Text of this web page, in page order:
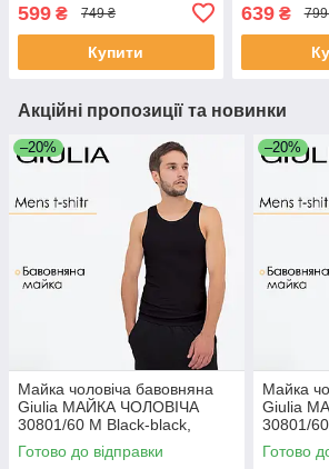
майка
599 ₴ 749 ₴
Купити
крій,
639₴
Акційні пропозиції та новинки
–20%
Майка чоловіча бавовняна
Giulia МАЙКА ЧОЛОВІЧА
30801/60 M Black-black,
класична трикотажна майка
Готово до відправки
–20%
Майка
Giulia
30801/
melange,
Готово